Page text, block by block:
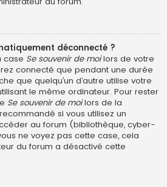
déconnecté ?
case Se souvenir de moilors de votre
connecté que pendant une durée
que quelqu’un d’autre utilise votre
le même ordinateur. Pour rester
Se souvenir de moilors de la
si vous utilisez un
au forum (bibliothèque, cyber-
ne voyez pas cette case, cela
du forum a désactivé cette